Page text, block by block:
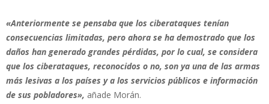
«Anteriormente se pensaba que los ciberataques tenían
consecuencias limitadas, pero ahora se ha demostrado que los
daños han generado grandes pérdidas, por lo cual, se considera
que los ciberataques, reconocidos o no, son ya una de las armas
más lesivas a los países y a los servicios públicos e información
de sus pobladores», añade Morán.